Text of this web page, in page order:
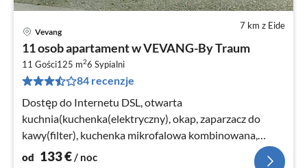
7 km z Eide
Vevang
11 osob apartament w VEVANG-By Traum
11 Gości125 m26 Sypialni
84 recenzje
Dostęp do Internetu DSL, otwarta
kuchnia(kuchenka(elektryczny), okap, zaparzacz do
kawy(filter), kuchenka mikrofalowa kombinowana,
zmywarka do naczyń, lodówka, zamrażarka(> 250L)
od 133€/ noc